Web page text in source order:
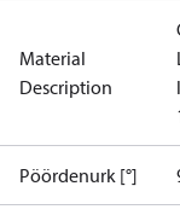
Material
Description
Pöördenurk [°]